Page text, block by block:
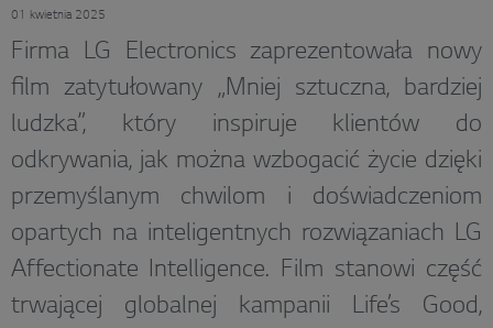
01 kwietnia 2025
Firma LG Electronics zaprezentowała nowy
film zatytułowany „Mniej sztuczna, bardziej
ludzka”, który inspiruje klientów do
odkrywania, jak można wzbogacić życie dzięki
przemyślanym chwilom i doświadczeniom
opartych na inteligentnych rozwiązaniach LG
Affectionate Intelligence. Film stanowi część
trwającej globalnej kampanii Life’s Good,